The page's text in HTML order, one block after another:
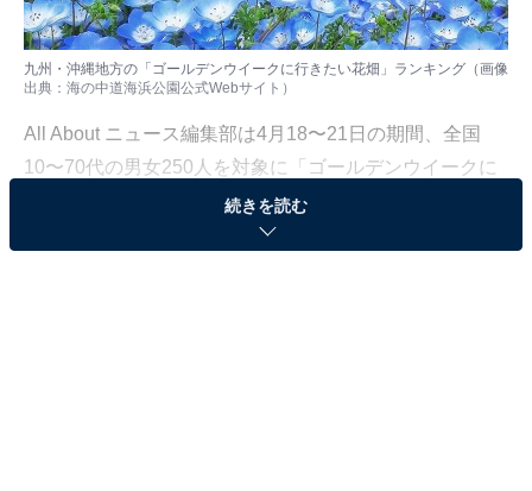
九州・沖縄地方の「ゴールデンウイークに行きたい花畑」ランキング（画像
出典： 海の中道海浜公園公式Webサイト ）
All About ニュース編集部は4月18〜21日の期間、全国
10〜70代の男女250人を対象に「ゴールデンウイークに
行きたい花畑」についてのアンケート調査を実施しまし
た。今回はその調査結果から、九州・沖縄地方の「ゴー
続きを読む